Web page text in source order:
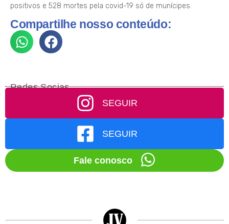
positivos e 528 mortes pela covid-19 só de munícipes.
Compartilhe nosso conteúdo:
Redes Socias
SEGUIR
SEGUIR
Fale conosco